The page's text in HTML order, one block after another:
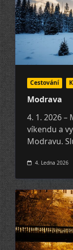
Cestování
Modrava
4. 1. 2026 –
víkendu a
Modravu.
4. Ledna 2026